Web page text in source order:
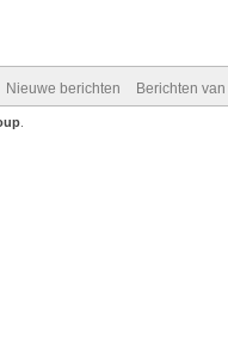
Nieuwe berichten Berichten